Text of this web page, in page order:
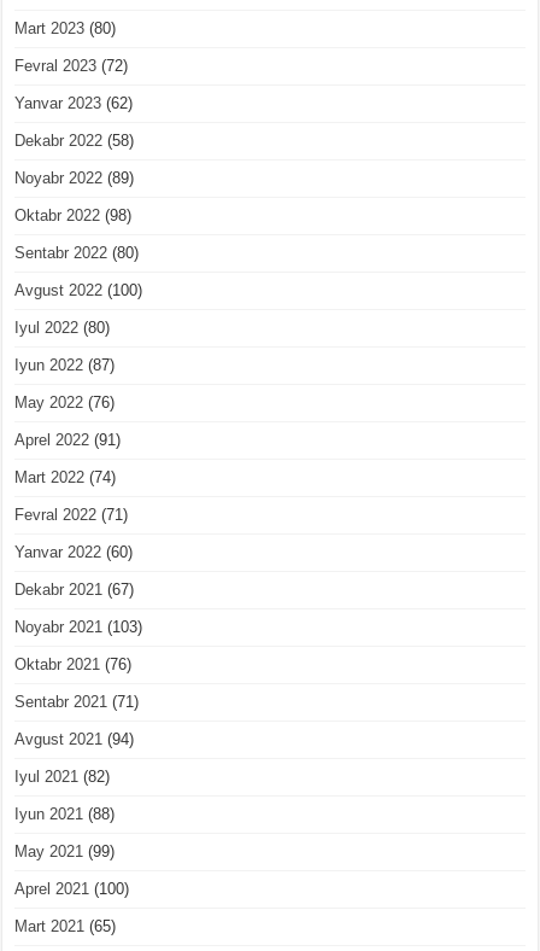
Mart 2023 (80)
Fevral 2023 (72)
Yanvar 2023 (62)
Dekabr 2022 (58)
Noyabr 2022 (89)
Oktabr 2022 (98)
Sentabr 2022 (80)
Avgust 2022 (100)
Iyul 2022 (80)
Iyun 2022 (87)
May 2022 (76)
Aprel 2022 (91)
Mart 2022 (74)
Fevral 2022 (71)
Yanvar 2022 (60)
Dekabr 2021 (67)
Noyabr 2021 (103)
Oktabr 2021 (76)
Sentabr 2021 (71)
Avgust 2021 (94)
Iyul 2021 (82)
Iyun 2021 (88)
May 2021 (99)
Aprel 2021 (100)
Mart 2021 (65)